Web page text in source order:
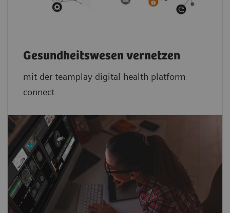
Gesundheitswesen vernetzen
mit der teamplay digital health platform
connect